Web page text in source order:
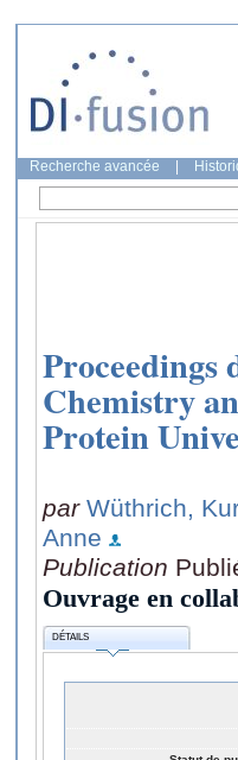
Recherche avancée
Proceedings
Chemistry
Protein
par Wüthrich,
Anne
Publication
Ouvrage en
DÉTAILS